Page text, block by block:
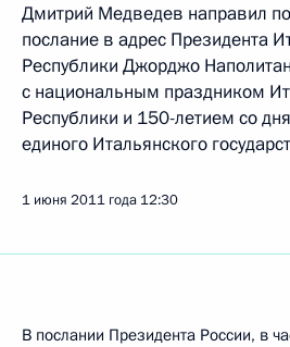
Дмитрий Медведев направил
послание в адрес Президента
Республики Джорджо
с национальным праздником
Республики и 150-летием со
единого Итальянского
1 июня 2011 года 12:30
В послании Президента России, в